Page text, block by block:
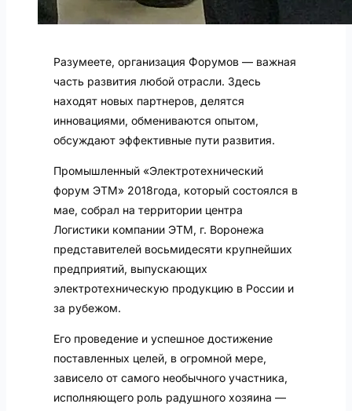
Разумеете, организация Форумов — важная
часть развития любой отрасли. Здесь
находят новых партнеров, делятся
инновациями, обмениваются опытом,
обсуждают эффективные пути развития.
Промышленный «Электротехнический
форум ЭТМ» 2018года, который состоялся в
мае, собрал на территории центра
Логистики компании ЭТМ, г. Воронежа
представителей восьмидесяти крупнейших
предприятий, выпускающих
электротехническую продукцию в России и
за рубежом.
Его проведение и успешное достижение
поставленных целей, в огромной мере,
зависело от самого необычного участника,
исполняющего роль радушного хозяина —